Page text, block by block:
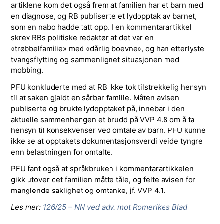
artiklene kom det også frem at familien har et barn med
en diagnose, og RB publiserte et lydopptak av barnet,
som en nabo hadde tatt opp. I en kommentarartikkel
skrev RBs politiske redaktør at det var en
«trøbbelfamilie» med «dårlig boevne», og han etterlyste
tvangsflytting og sammenlignet situasjonen med
mobbing.
PFU konkluderte med at RB ikke tok tilstrekkelig hensyn
til at saken gjaldt en sårbar familie. Måten avisen
publiserte og brukte lydopptaket på, innebar i den
aktuelle sammenhengen et brudd på VVP 4.8 om å ta
hensyn til konsekvenser ved omtale av barn. PFU kunne
ikke se at opptakets dokumentasjonsverdi veide tyngre
enn belastningen for omtalte.
PFU fant også at språkbruken i kommentarartikkelen
gikk utover det familien måtte tåle, og felte avisen for
manglende saklighet og omtanke, jf. VVP 4.1.
Les mer: 126/25 – NN ved adv. mot Romerikes Blad